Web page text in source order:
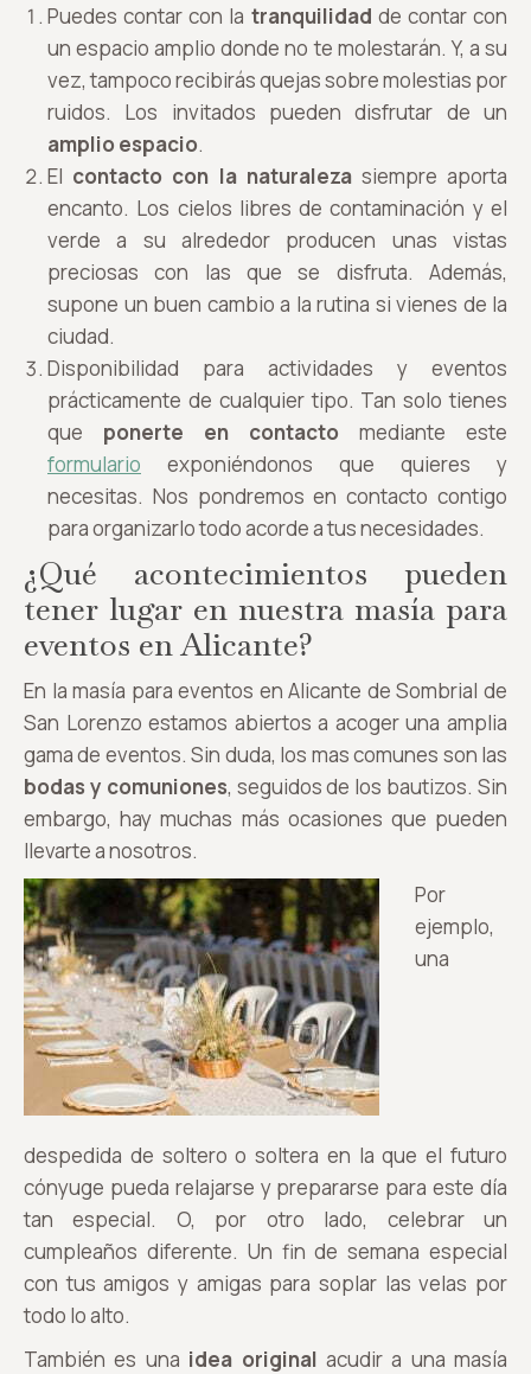
Puedes contar con la tranquilidad de contar con
un espacio amplio donde no te molestarán. Y, a su
vez, tampoco recibirás quejas sobre molestias por
ruidos. Los invitados pueden disfrutar de un
amplio espacio.
El contacto con la naturalezasiempre aporta
encanto. Los cielos libres de contaminación y el
verde a su alrededor producen unas vistas
preciosas con las que se disfruta. Además,
supone un buen cambio a la rutina si vienes de la
ciudad.
Disponibilidad para actividades y eventos
prácticamente de cualquier tipo. Tan solo tienes
que ponerte en contacto mediante este
formulario exponiéndonos que quieres y
necesitas. Nos pondremos en contacto contigo
para organizarlo todo acorde a tus necesidades.
¿Qué acontecimientos pueden
tener lugar en nuestra masía para
eventos en Alicante?
En la masía para eventos en Alicante de Sombrial de
San Lorenzo estamos abiertos a acoger una amplia
gama de eventos. Sin duda, los mas comunes son las
bodas y comuniones, seguidos de los bautizos. Sin
embargo, hay muchas más ocasiones que pueden
llevarte a nosotros.
Por
ejemplo,
una
despedida de soltero o soltera en la que el futuro
cónyuge pueda relajarse y prepararse para este día
tan especial. O, por otro lado, celebrar un
cumpleaños diferente. Un fin de semana especial
con tus amigos y amigas para soplar las velas por
todo lo alto.
También es una idea original acudir a una masía